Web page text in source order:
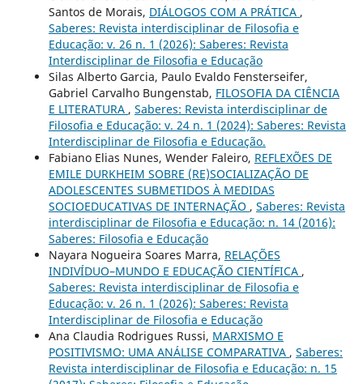
Santos de Morais, DIÁLOGOS COM A PRÁTICA ,
Saberes: Revista interdisciplinar de Filosofia e
Educação: v. 26 n. 1 (2026): Saberes: Revista
Interdisciplinar de Filosofia e Educação
Silas Alberto Garcia, Paulo Evaldo Fensterseifer,
Gabriel Carvalho Bungenstab, FILOSOFIA DA CIÊNCIA
E LITERATURA , Saberes: Revista interdisciplinar de
Filosofia e Educação: v. 24 n. 1 (2024): Saberes: Revista
Interdisciplinar de Filosofia e Educação.
Fabiano Elias Nunes, Wender Faleiro, REFLEXÕES DE
EMILE DURKHEIM SOBRE (RE)SOCIALIZAÇÃO DE
ADOLESCENTES SUBMETIDOS À MEDIDAS
SOCIOEDUCATIVAS DE INTERNAÇÃO , Saberes: Revista
interdisciplinar de Filosofia e Educação: n. 14 (2016):
Saberes: Filosofia e Educação
Nayara Nogueira Soares Marra, RELAÇÕES
INDIVÍDUO–MUNDO E EDUCAÇÃO CIENTÍFICA ,
Saberes: Revista interdisciplinar de Filosofia e
Educação: v. 26 n. 1 (2026): Saberes: Revista
Interdisciplinar de Filosofia e Educação
Ana Claudia Rodrigues Russi, MARXISMO E
POSITIVISMO: UMA ANÁLISE COMPARATIVA , Saberes:
Revista interdisciplinar de Filosofia e Educação: n. 15